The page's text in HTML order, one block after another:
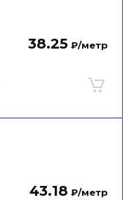
38.25 ₽/метр
43.18 ₽/метр